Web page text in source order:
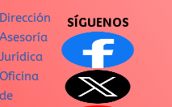
Dirección
Asesoría
Jurídica
Oficina
de
SÍGUENOS